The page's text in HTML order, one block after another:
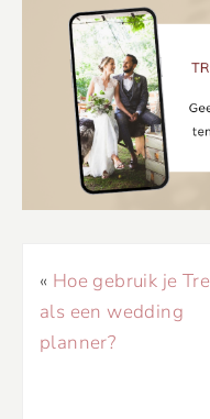
« Hoe gebruik je
als een wedding
planner?